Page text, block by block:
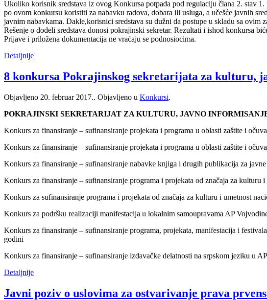
Ukoliko korisnik sredstava iz ovog Konkursa potpada pod regulaciju člana 2. stav
po ovom konkursu koristiti za nabavku radova, dobara ili usluga, a učešće javnih
javnim nabavkama. Dakle,korisnici sredstava su dužni da postupe u skladu sa ovim
Rešenje o dodeli sredstava donosi pokrajinski sekretar. Rezultati i ishod konkursa
Prijave i priložena dokumentacija ne vraćaju se podnosiocima.
Detaljnije
8 konkursa Pokrajinskog sekretarijata za kulturu,
Objavljeno 20. februar 2017.. Objavljeno u Konkursi.
POKRAJINSKI SEKRETARIJAT ZA KULTURU, JAVNO
Konkurs za finansiranje – sufinansiranje projekata i programa u oblasti zaštite i
Konkurs za finansiranje – sufinansiranje projekata i programa u oblasti zaštite i
Konkurs za finansiranje – sufinansiranje nabavke knjiga i drugih publikacija za
Konkurs za finansiranje – sufinansiranje programa i projekata od značaja za
Konkurs za sufinansiranje programa i projekata od značaja za kulturu i umetnost
Konkurs za podršku realizaciji manifestacija u lokalnim samoupravama AP
Konkurs za finansiranje – sufinansiranje programa, projekata, manifestacija i
godini
Konkurs za finansiranje – sufinansiranje izdavačke delatnosti na srpskom jeziku u
Detaljnije
Javni poziv o uslovima za ostvarivanje prava